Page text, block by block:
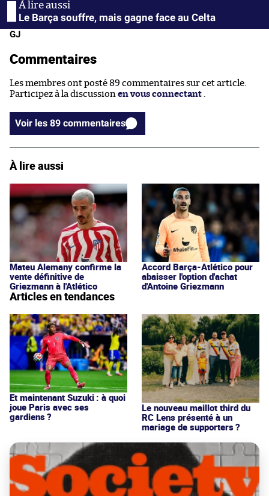
Le Barça souffre, mais gagne face au Celta
GJ
Commentaires
Les membres ont posté 89 commentaires sur cet article.
Participez à la discussion en vous connectant
Voir les 89 commentaires
À lire aussi
Mateu Alemany confirme la
vente définitive de
Griezmann à l'Atlético
Accord Barça-Atlético pour
abaisser l'option d'achat
d'Antoine Griezmann
Articles en tendances
Et maintenant Suzuki : à quoi
joue Paris avec ses
gardiens ?
Le nouveau maillot third du
RC Lens présenté à un
mariage de supporters ?